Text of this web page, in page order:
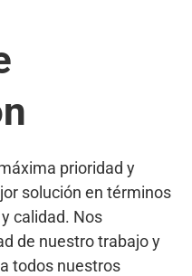
prioridad y
solución en términos
calidad. Nos
de nuestro trabajo y
todos nuestros